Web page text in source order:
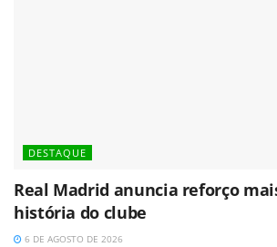
DESTAQUE
Real Madrid anuncia reforço
história do clube
6 DE AGOSTO DE 2026